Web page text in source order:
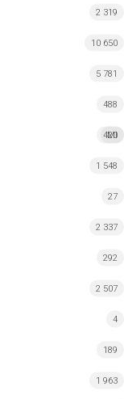
2 319
10 650
5 781
488
MI
420
1 548
27
2 337
292
2 507
4
189
1 963